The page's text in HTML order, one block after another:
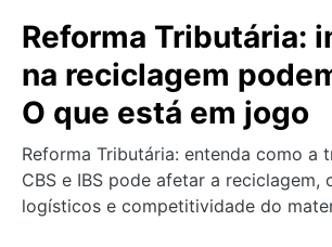
Reforma Tributária:
na reciclagem
O que está em jogo
Reforma Tributária: entenda como a
CBS e IBS pode afetar a reciclagem,
logísticos e competitividade do